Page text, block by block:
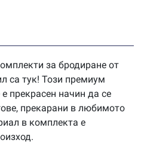
за бродиране от
са тук! Този премиум
прекрасен начин да се
прекарани в любимото
в комплекта е